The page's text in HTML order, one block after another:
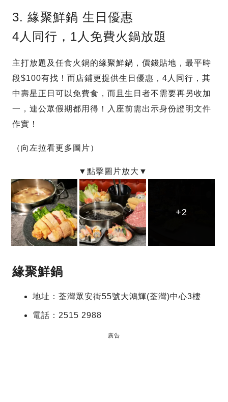
3. 緣聚鮮鍋 生日優惠
4人同行，1人免費火鍋放題
主打放題及任食火鍋的緣聚鮮鍋，價錢貼地，最平時
段$100有找！而店鋪更提供生日優惠，4人同行，其
中壽星正日可以免費食，而且生日者不需要再另收加
一，連公眾假期都用得！入座前需出示身份證明文件
作實！
（向左拉看更多圖片）
+2
+2
+2
緣聚鮮鍋
地址：荃灣眾安街55號大鴻輝(荃灣)中心3樓
電話：2515 2988
廣告